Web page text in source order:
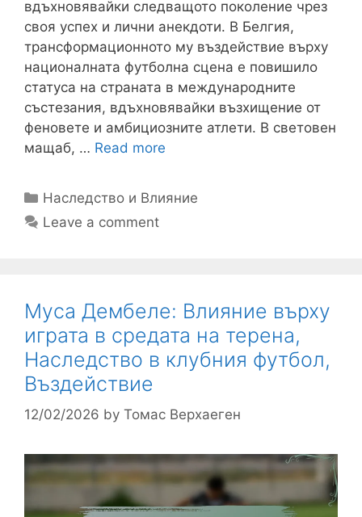
вдъхновявайки следващото поколение чрез
своя успех и лични анекдоти. В Белгия,
трансформационното му въздействие върху
националната футболна сцена е повишило
статуса на страната в международните
състезания, вдъхновявайки възхищение от
феновете и амбициозните атлети. В световен
мащаб, … Read more
Categories
Наследство и Влияние
Leave a comment
Муса Дембеле: Влияние върху
играта в средата на терена,
Наследство в клубния футбол,
Въздействие
12/02/2026 by Томас Верхаеген